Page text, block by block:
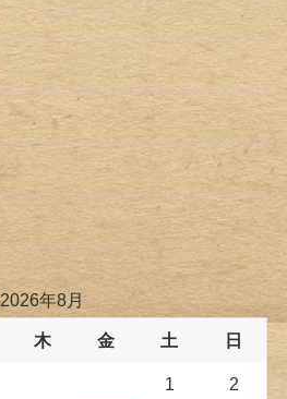
2026年8月
木 金 土 日
1 2